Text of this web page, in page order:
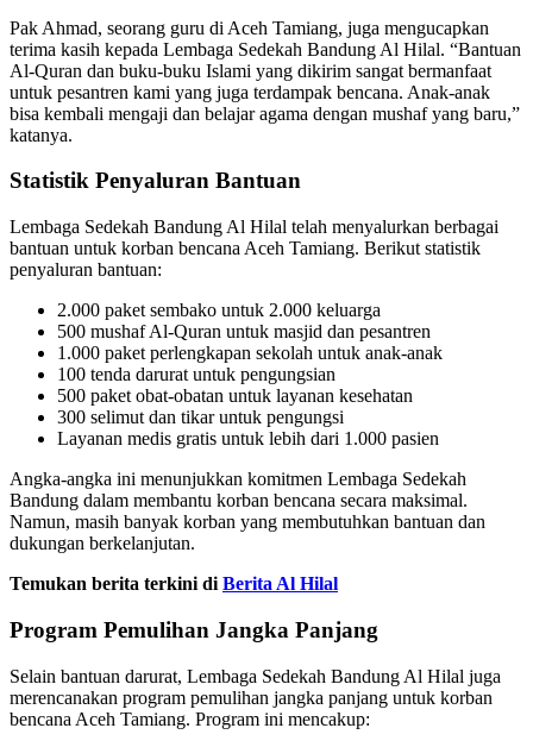
Pak Ahmad, seorang guru di Aceh Tamiang, juga mengucapkan
terima kasih kepada Lembaga Sedekah Bandung Al Hilal. “Bantuan
Al-Quran dan buku-buku Islami yang dikirim sangat bermanfaat
untuk pesantren kami yang juga terdampak bencana. Anak-anak
bisa kembali mengaji dan belajar agama dengan mushaf yang baru,”
katanya.
Statistik Penyaluran Bantuan
Lembaga Sedekah Bandung Al Hilal telah menyalurkan berbagai
bantuan untuk korban bencana Aceh Tamiang. Berikut statistik
penyaluran bantuan:
2.000 paket sembako untuk 2.000 keluarga
500 mushaf Al-Quran untuk masjid dan pesantren
1.000 paket perlengkapan sekolah untuk anak-anak
100 tenda darurat untuk pengungsian
500 paket obat-obatan untuk layanan kesehatan
300 selimut dan tikar untuk pengungsi
Layanan medis gratis untuk lebih dari 1.000 pasien
Angka-angka ini menunjukkan komitmen Lembaga Sedekah
Bandung dalam membantu korban bencana secara maksimal.
Namun, masih banyak korban yang membutuhkan bantuan dan
dukungan berkelanjutan.
Temukan berita terkini di Berita Al Hilal
Program Pemulihan Jangka Panjang
Selain bantuan darurat, Lembaga Sedekah Bandung Al Hilal juga
merencanakan program pemulihan jangka panjang untuk korban
bencana Aceh Tamiang. Program ini mencakup: